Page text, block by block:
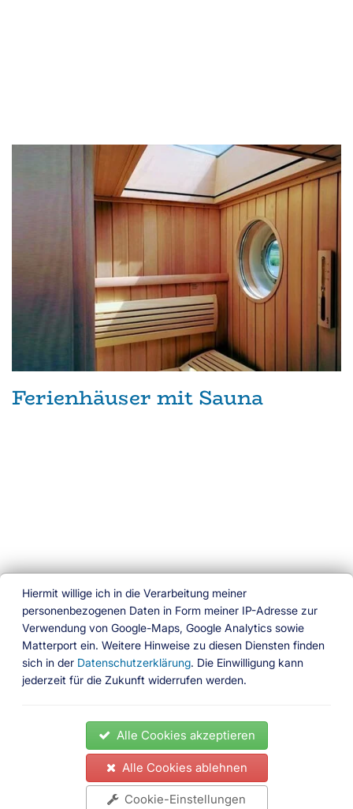
Hiermit willige ich in die Verarbeitung meiner
personenbezogenen Daten in Form meiner IP-Adresse zur
Verwendung von Google-Maps, Google Analytics sowie
Matterport ein. Weitere Hinweise zu diesen Diensten finden
sich in der Datenschutzerklärung. Die Einwilligung kann
jederzeit für die Zukunft widerrufen werden.
Alle Cookies akzeptieren
Alle Cookies ablehnen
Cookie-Einstellungen
Ferienhäuser mit Sauna
Ferien am Wasser
Das besondere Buchungsportal
Ferienhäuser Ferienwohnungen Hausboote
Gedöns Shop Partner Impressum Kontakt
Datenschutz Widerrufsrecht Zahlungsbedingungen
Ferienhäuser
Ferienwohnungen
Impressum Kontakt
Datenschutz